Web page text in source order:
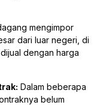
mengimpor
dari luar negeri, di
dengan harga
Dalam beberapa
belum